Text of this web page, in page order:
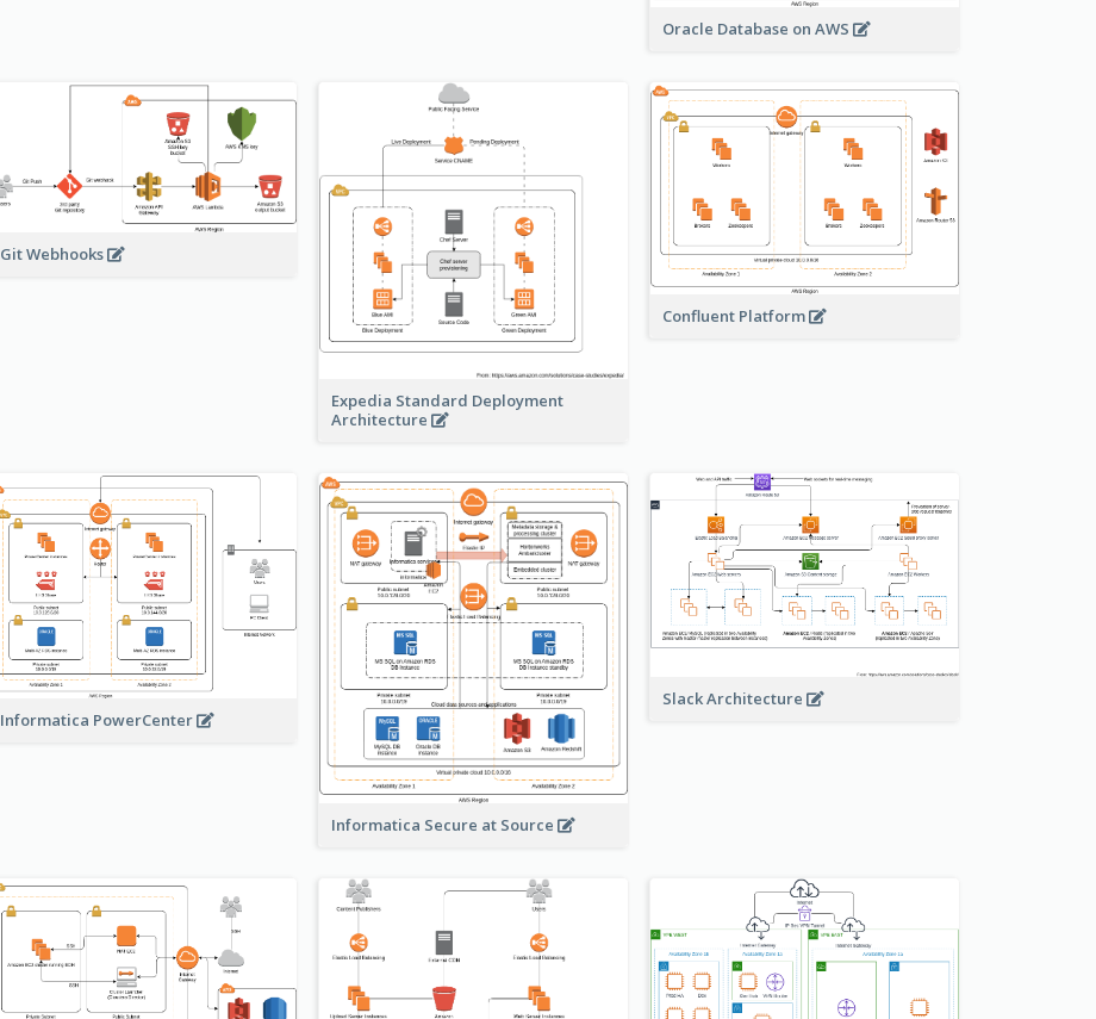
Oracle Database on AWS
Git Webhooks
Expedia Standard Deployment
Architecture
Confluent Platform
Informatica PowerCenter
Informatica Secure at Source
Slack Architecture